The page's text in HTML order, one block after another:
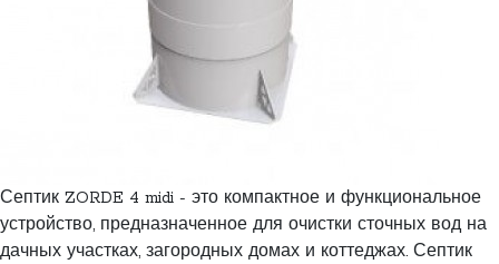
Септик ZORDE 4 midi - это компактное и функциональное
устройство, предназначенное для очистки сточных вод на
дачных участках, загородных домах и коттеджах. Септик